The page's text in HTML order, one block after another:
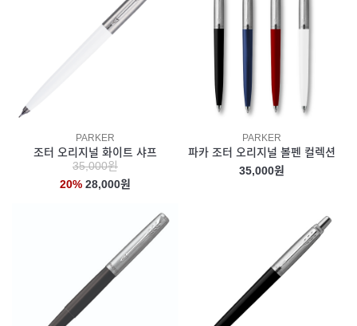
PARKER
조터 오리지널 화이트 샤프
35,000원
20% 28,000원
PARKER
파카 조터 오리지널 볼펜 컬렉션
35,000원